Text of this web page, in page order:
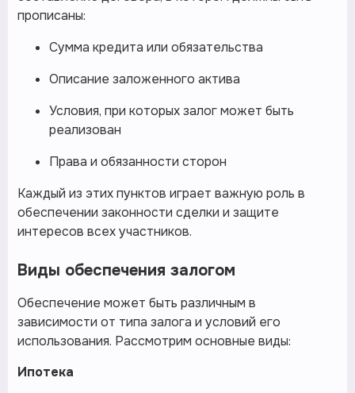
прописаны:
Сумма кредита или обязательства
Описание заложенного актива
Условия, при которых залог может быть
реализован
Права и обязанности сторон
Каждый из этих пунктов играет важную роль в
обеспечении законности сделки и защите
интересов всех участников.
Виды обеспечения залогом
Обеспечение может быть различным в
зависимости от типа залога и условий его
использования. Рассмотрим основные виды:
Ипотека